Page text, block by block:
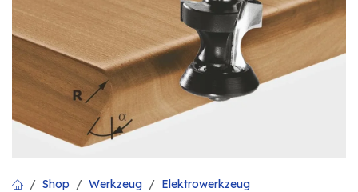
Shop Werkzeug
Elektrowerkzeug